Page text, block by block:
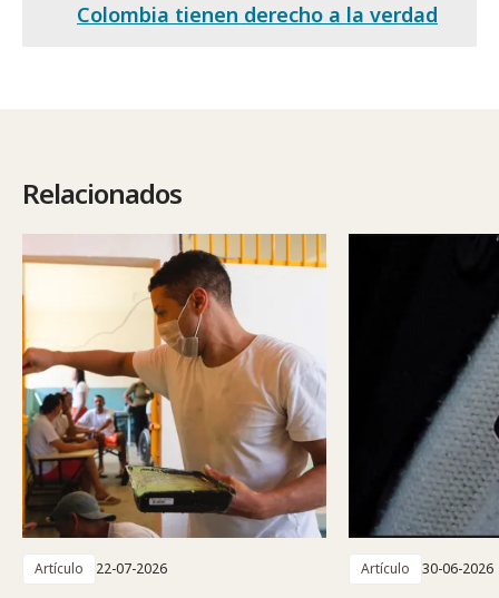
Colombia tienen derecho a la verdad
Relacionados
Artículo 22-07-2026 Artículo 30-06-2026